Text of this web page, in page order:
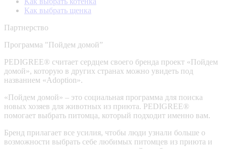
Как выбрать щенка
Партнерство
Программа "Пойдем домой”
PEDIGREE® считает сердцем своего бренда проект «Пойдем
домой», которую в других странах можно увидеть под
названием «Adoption».
«Пойдем домой» – это социальная программа для поиска
новых хозяев для животных из приюта. PEDIGREE®
помогает выбрать питомца, который подходит именно вам.
Бренд прилагает все усилия, чтобы люди узнали больше о
возможности выбрать себе любимых питомцев из приюта и